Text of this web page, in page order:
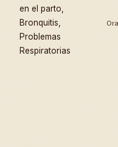
en el parto,
Bronquitis,
Problemas
Respiratorias